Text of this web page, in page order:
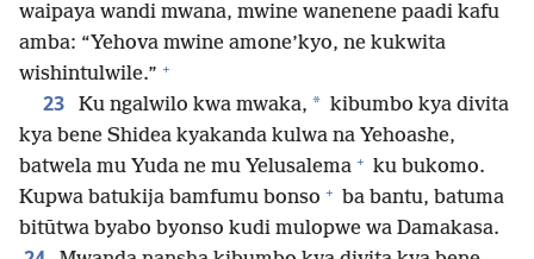
waipaya wandi mwana, mwine wanenene paadi kafu
amba: “Yehova mwine amone’kyo, ne kukwita
wishintulwile.” +
23 Ku ngalwilo kwa mwaka, * kibumbo kya divita
kya bene Shidea kyakanda kulwa na Yehoashe,
batwela mu Yuda ne mu Yelusalema + ku bukomo.
Kupwa batukija bamfumu bonso + ba bantu, batuma
bitūtwa byabo byonso kudi mulopwe wa Damakasa.